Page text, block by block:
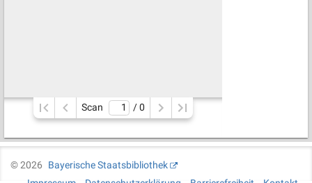
Scan / 0
©2026
Bayerische Staatsbibliothek